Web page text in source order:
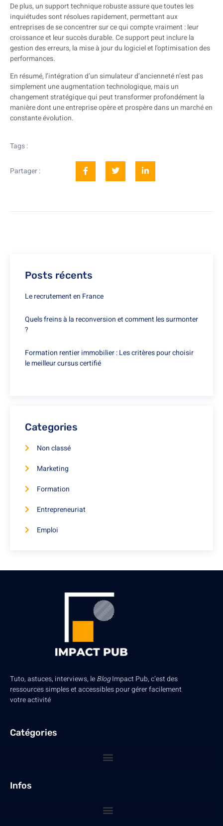
De plus, un support technique robuste assure que toutes les
inquiétudes sont résolues rapidement, permettant aux
entreprises de se concentrer sur ce qui compte vraiment : leur
croissance et leur succès durable. Ce support peut inclure la
gestion des erreurs, la mise à jour du logiciel et l’optimisation des
performances.
En résumé, l’intégration d’un simulateur d’ancienneté n’est pas
simplement une augmentation technologique, mais un
changement stratégique qui peut transformer profondément la
manière dont une entreprise opère et prospère dans un marché en
constante évolution.
Tags :
Partager :
Posts récents
Le recrutement en France
Quels freins à la reconversion et comment les surmonter
?
Formation rentier immobilier : Les critères pour choisir
le meilleur cursus certifié
Categories
Non classé
Marketing
Formation
Entrepreneuriat
Emploi
Tuto, astuces, interviews, leBlogImpact Pub, c’est des
ressources simples et accessibles pour gérer facilement
votre activité
Catégories
Infos